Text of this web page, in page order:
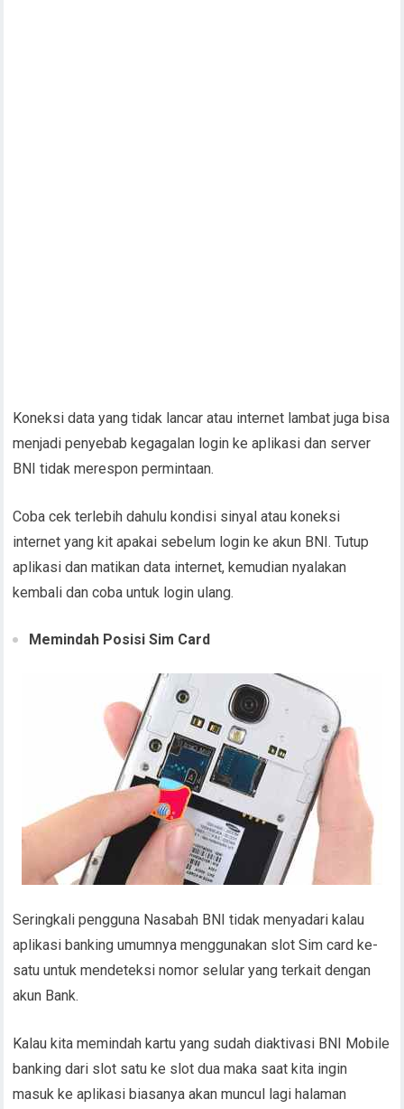
Koneksi data yang tidak lancar atau internet lambat juga bisa
menjadi penyebab kegagalan login ke aplikasi dan server
BNI tidak merespon permintaan.
Coba cek terlebih dahulu kondisi sinyal atau koneksi
internet yang kit apakai sebelum login ke akun BNI. Tutup
aplikasi dan matikan data internet, kemudian nyalakan
kembali dan coba untuk login ulang.
Memindah Posisi Sim Card
Seringkali pengguna Nasabah BNI tidak menyadari kalau
aplikasi banking umumnya menggunakan slot Sim card ke-
satu untuk mendeteksi nomor selular yang terkait dengan
akun Bank.
Kalau kita memindah kartu yang sudah diaktivasi BNI Mobile
banking dari slot satu ke slot dua maka saat kita ingin
masuk ke aplikasi biasanya akan muncul lagi halaman